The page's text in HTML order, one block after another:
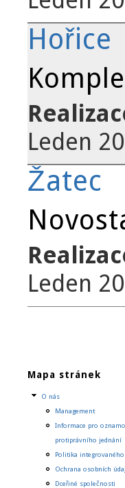
Hořice
Leden
Žatec
Leden
Mapa stránek
O nás
Management
Informace pro
protiprávního jednání
Politika
Ochrana osobních
Dceřiné společnosti